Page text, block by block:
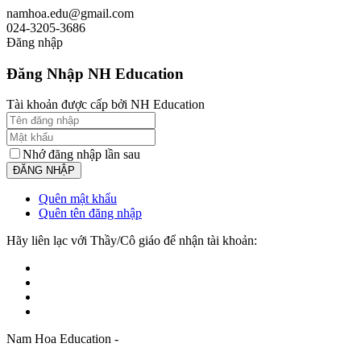
namhoa.edu@gmail.com
024-3205-3686
Đăng nhập
Đăng Nhập NH Education
Tài khoản được cấp bởi NH Education
Nhớ đăng nhập lần sau
Quên mật khẩu
Quên tên đăng nhập
Hãy liên lạc với Thầy/Cô giáo để nhận tài khoản:
Nam Hoa Education -